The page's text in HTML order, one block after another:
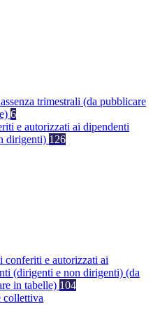
trimestrali (da pubblicare
6
e autorizzati ai dipendenti
dirigenti) 126
conferiti e autorizzati ai
(dirigenti e non dirigenti) (da
in tabelle) 104
collettiva